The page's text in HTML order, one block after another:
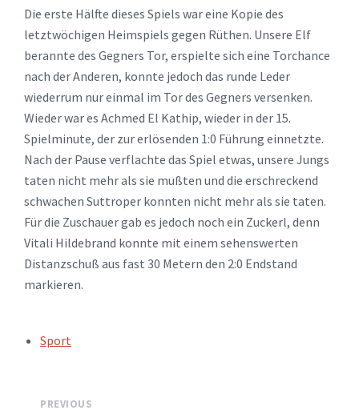
Die erste Hälfte dieses Spiels war eine Kopie des
letztwöchigen Heimspiels gegen Rüthen. Unsere Elf
berannte des Gegners Tor, erspielte sich eine Torchance
nach der Anderen, konnte jedoch das runde Leder
wiederrum nur einmal im Tor des Gegners versenken.
Wieder war es Achmed El Kathip, wieder in der 15.
Spielminute, der zur erlösenden 1:0 Führung einnetzte.
Nach der Pause verflachte das Spiel etwas, unsere Jungs
taten nicht mehr als sie mußten und die erschreckend
schwachen Suttroper konnten nicht mehr als sie taten.
Für die Zuschauer gab es jedoch noch ein Zuckerl, denn
Vitali Hildebrand konnte mit einem sehenswerten
Distanzschuß aus fast 30 Metern den 2:0 Endstand
markieren.
TAGS:Sport
PREVIOUS